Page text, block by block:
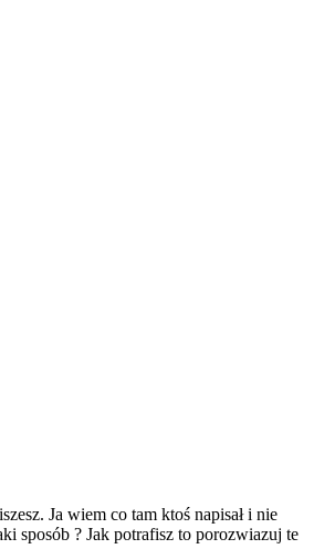
Ja wiem co tam ktoś napisał i nie
sposób ? Jak potrafisz to porozwiazuj te